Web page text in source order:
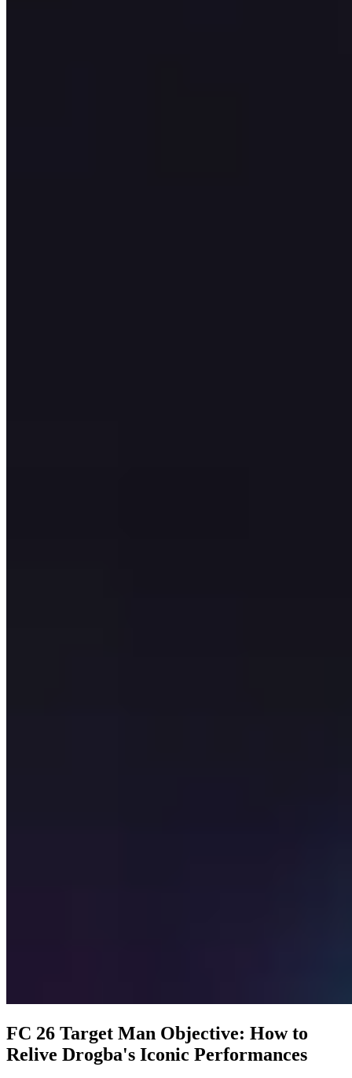
FC 26 Target Man Objective: How to
Relive Drogba's Iconic Performances